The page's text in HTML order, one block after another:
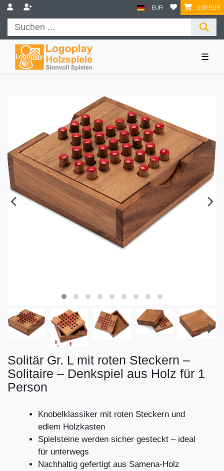
EUR 0,00 EUR
☰
Solitär Gr. L mit roten Steckern –
Solitaire – Denkspiel aus Holz für 1
Person
Knobelklassiker mit roten Steckern und
edlem Holzkasten
Spielsteine werden sicher gesteckt – ideal
für unterwegs
Nachhaltig gefertigt aus Samena-Holz